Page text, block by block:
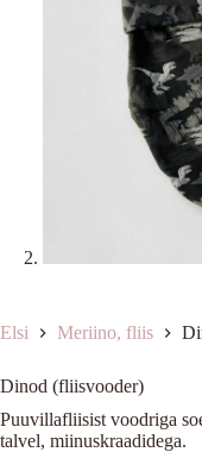
Elsi Meriino, fliis
Dinod (fliisvooder)
Puuvillafliisist voodriga
talvel, miinuskraadidega.